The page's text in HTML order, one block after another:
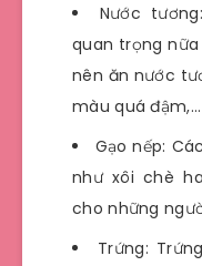
Nước
quan trọng
nên ăn nước
màu quá
Gạo nếp:
như xôi chè
cho những
Trứng: